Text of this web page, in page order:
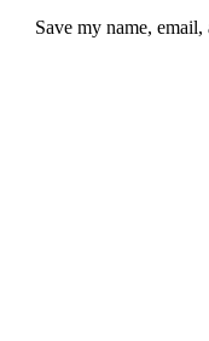
Save my name,